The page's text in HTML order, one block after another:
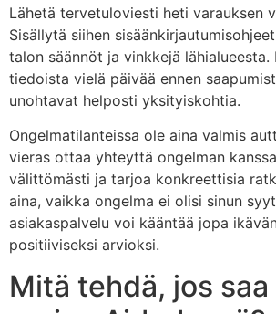
Lähetä tervetuloviesti heti varauksen
Sisällytä siihen
talon säännöt ja vinkkejä lähialueesta.
tiedoista vielä päivää ennen
unohtavat helposti yksityiskohtia.
Ongelmatilanteissa ole aina valmis
vieras ottaa yhteyttä ongelman
välittömästi ja tarjoa konkreettisia
aina, vaikka ongelma ei olisi sinun
asiakaspalvelu voi kääntää jopa
positiiviseksi arvioksi.
Mitä tehdä, jos